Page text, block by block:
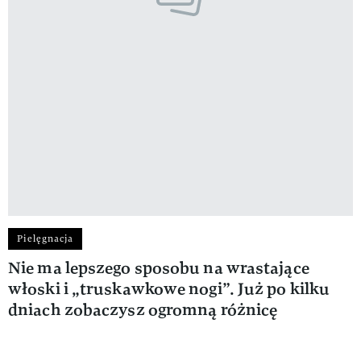
Pielęgnacja
Nie ma lepszego sposobu na wrastające
włoski i „truskawkowe nogi”. Już po kilku
dniach zobaczysz ogromną różnicę